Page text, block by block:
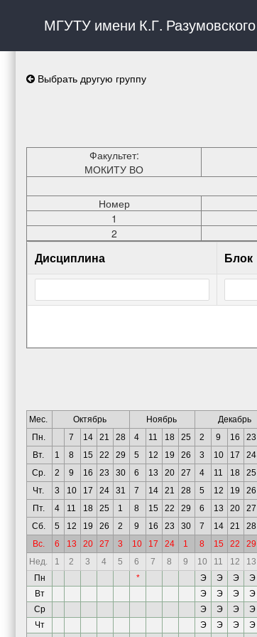
МГУТУ имени К.Г. Разумовского
Выбрать другую группу
Факультет:
МОКИТУ ВО
Номер
1
2
Дисциплина Блок
Мес. Октябрь Ноябрь Декабрь
Пн.
7 14 21 28 4 11 18 25 2 9 16 23
Вт.
1 8 15 22 29 5 12 19 26 3 10 17 24
Ср.
2 9 16 23 30 6 13 20 27 4 11 18 25
Чт.
3 10 17 24 31 7 14 21 28 5 12 19 26
Пт.
4 11 18 25 1 8 15 22 29 6 13 20 27
Сб.
5 12 19 26 2 9 16 23 30 7 14 21 28
Вс.
6 13 20 27 3 10 17 24 1 8 15 22 29
Нед.
1 2 3 4 5 6 7 8 9 10 11 12 13
Пн
* Э Э Э Э
Вт
Э Э Э Э
Ср
Э Э Э Э
Чт
Э Э Э Э